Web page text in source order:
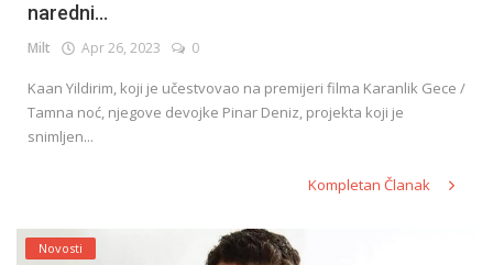
naredni...
Milt Apr 26, 2023 0
Kaan Yildirim, koji je učestvovao na premijeri filma Karanlik Gece /
Tamna noć, njegove devojke Pinar Deniz, projekta koji je
snimljen...
Kompletan Članak
Novosti